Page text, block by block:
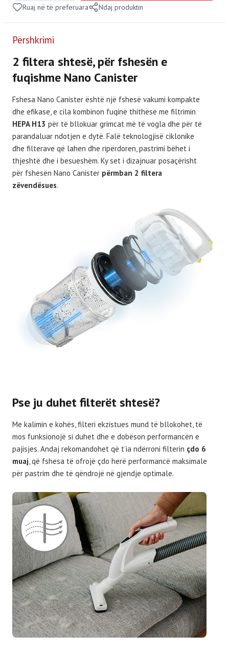
Ruaj në të preferuara Ndaj produktin
Përshkrimi
2 filtera shtesë, për fshesën e
fuqishme Nano Canister
Fshesa Nano Canister është një fshesë vakumi kompakte
dhe efikase, e cila kombinon fuqinë thithëse me filtrimin
HEPA H13 për të bllokuar grimcat më të vogla dhe për të
parandaluar ndotjen e dytë. Falë teknologjisë ciklonike
dhe filterave që lahen dhe ripërdoren, pastrimi bëhet i
thjeshtë dhe i besueshëm. Ky set i dizajnuar posaçërisht
për fshesën Nano Canister përmban 2 filtera
zëvendësues.
Pse ju duhet filterët shtesë?
Me kalimin e kohës, filteri ekzistues mund të bllokohet, të
mos funksionojë si duhet dhe e dobëson performancën e
pajisjes. Andaj rekomandohet që t’ia ndërroni filterin çdo 6
muaj , që fshesa të ofrojë çdo herë performancë maksimale
për pastrim dhe të qëndrojë në gjendje optimale.